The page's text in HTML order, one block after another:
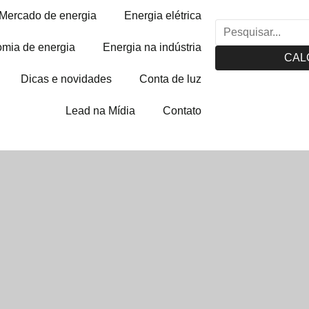
Mercado de energia Energia elétrica
de energia Energia na indústria
Dicas e novidades Conta de luz
Lead na Mídia Contato